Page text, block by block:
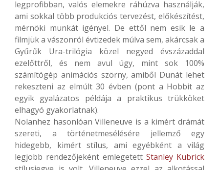
legprofibban, valós elemekre ráhúzva használják,
ami sokkal több produkciós tervezést, előkészítést,
mérnöki munkát igényel. De ettől nem esik le a
filmjük a vászonról évtizedek múlva sem, akárcsak a
Gyűrűk Ura-trilógia közel negyed évszázaddal
ezelőttről, és nem avul úgy, mint sok 100%
számítógép animációs szörny, amiből Dunát lehet
rekeszteni az elmúlt 30 évben (pont a Hobbit az
egyik gyalázatos példája a praktikus trükköket
elhagyó gyakorlatnak).
Nolanhez hasonlóan Villeneuve is a kimért drámát
szereti, a történetmesélésére jellemző egy
hidegebb, kimért stílus, ami egyébként a világ
legjobb rendezőjeként emlegetett Stanley Kubrick